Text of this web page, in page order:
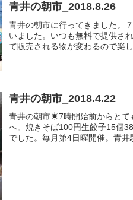
青井の朝市_2018.8.26
青井の朝市に行ってきました。
いました。いつも無料で提供さ
て販売される物が変わるので楽
青井の朝市_2018.4.22
青井の朝市☀7時開始前からとて
へ。焼きそば100円生餃子15個
でした。毎月第4日曜開催。青井